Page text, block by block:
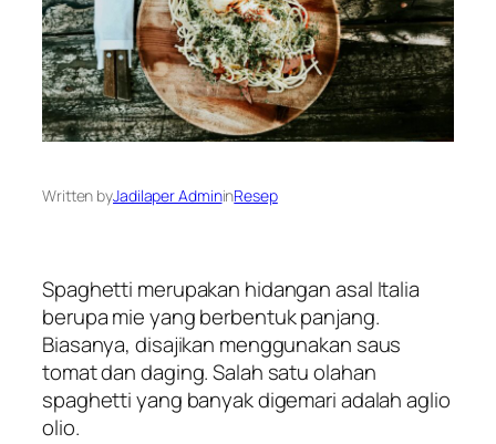
Written byJadilaper AdmininResep
Spaghetti merupakan hidangan asal Italia
berupa mie yang berbentuk panjang.
Biasanya, disajikan menggunakan saus
tomat dan daging. Salah satu olahan
spaghetti yang banyak digemari adalah aglio
olio.